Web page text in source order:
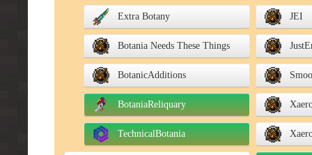
Extra Botany
Botania Needs These Things
BotanicAdditions
BotaniaReliquary
TechnicalBotania
JEI